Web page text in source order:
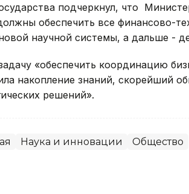
подчеркнул, что
обеспечить все финансово-
научной системы, а дальше -
«обеспечить координацию
накопление знаний, скорейший
решений».
Наука и инновации Общество